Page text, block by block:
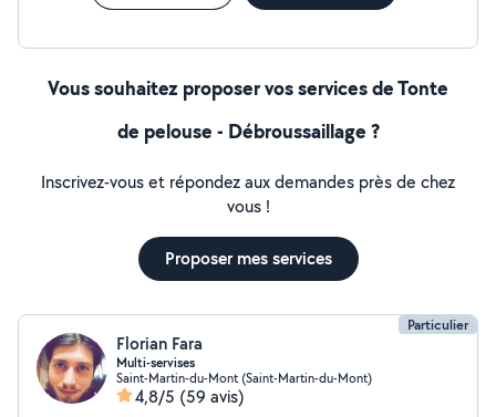
Vous souhaitez proposer vos services de Tonte
de pelouse - Débroussaillage ?
Inscrivez-vous et répondez aux demandes près de chez
vous !
Proposer mes services
Particulier
Florian Fara
Multi-servises
Saint-Martin-du-Mont (Saint-Martin-du-Mont)
4,8/5 (59 avis)